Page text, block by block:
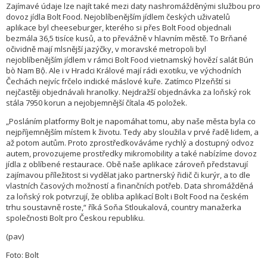
Zajímavé údaje lze najít také mezi daty nashromážděnými službou pro
dovoz jídla Bolt Food. Nejoblíbenějším jídlem českých uživatelů
aplikace byl cheeseburger, kterého si přes Bolt Food objednali
bezmála 36,5 tisíce kusů, a to převážně v hlavním městě. To Brňané
očividně mají mlsnější jazýčky, v moravské metropoli byl
nejoblíbenějším jídlem v rámci Bolt Food vietnamský hovězí salát Bún
bò Nam Bộ. Ale i v Hradci Králové mají rádi exotiku, ve východních
Čechách nejvíc frčelo indické máslové kuře. Zatímco Plzeňští si
nejčastěji objednávali hranolky. Nejdražší objednávka za loňský rok
stála 7950 korun a nejobjemnější čítala 45 položek.
„Posláním platformy Bolt je napomáhat tomu, aby naše města byla co
nejpříjemnějším místem k životu. Tedy aby sloužila v prvé řadě lidem, a
až potom autům. Proto zprostředkováváme rychlý a dostupný odvoz
autem, provozujeme prostředky mikromobility a také nabízíme dovoz
jídla z oblíbené restaurace. Obě naše aplikace zároveň představují
zajímavou příležitost si vydělat jako partnerský řidič či kurýr, a to dle
vlastních časových možností a finančních potřeb. Data shromážděná
za loňský rok potvrzují, že obliba aplikací Bolt i Bolt Food na českém
trhu soustavně roste,“ říká Soňa Stloukalová, country manažerka
společnosti Bolt pro Českou republiku.
(pav)
Foto: Bolt